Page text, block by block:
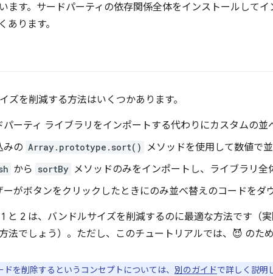
ます。サードパーティの依存関係全体をインストールして
あります。
ズを削減する方法はいくつかあります。
パーティ ライブラリをインポートする代わりにカスタムの並
みの Array.prototype.sort() メソッドを使用して数値で
から sortBy メソッドのみをインポートし、ライブラリ全
ーがボタンをクリックしたときにのみ並べ替えのコードをダ
と 2 は、バンドルサイズを削減するのに最適な方法です（
法でしょう）。ただし、このチュートリアルでは、😈 のた
ドを削除するというコンセプトについては、 別のガイドで詳しく説明